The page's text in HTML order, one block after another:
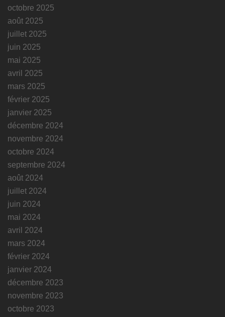
octobre 2025
août 2025
juillet 2025
juin 2025
mai 2025
avril 2025
mars 2025
février 2025
janvier 2025
décembre 2024
novembre 2024
octobre 2024
septembre 2024
août 2024
juillet 2024
juin 2024
mai 2024
avril 2024
mars 2024
février 2024
janvier 2024
décembre 2023
novembre 2023
octobre 2023